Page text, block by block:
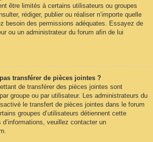
être limités à certains utilisateurs ou groupes
rédiger, publier ou réaliser n’importe quelle
besoin des permissions adéquates. Essayez de
ou un administrateur du forum afin de lui
transférer de pièces jointes ?
de transférer des pièces jointes sont
groupe ou par utilisateur. Les administrateurs du
le transfert de pièces jointes dans le forum
groupes d’utilisateurs détiennent cette
veuillez contacter un